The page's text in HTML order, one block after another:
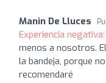
Manin De Lluces
Experiencia negativa:
menos a nosotros.
la bandeja, porque
recomendaré